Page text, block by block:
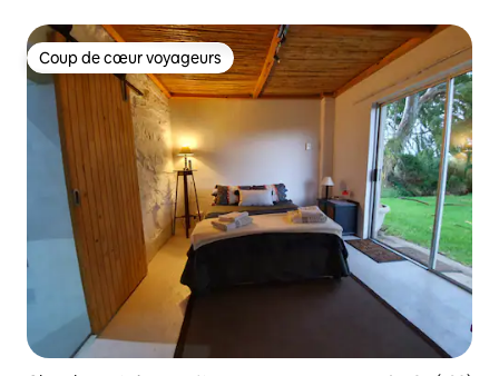
Coup de cœur voyageurs
Coup de cœur voyageurs